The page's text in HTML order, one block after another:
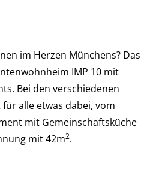
im Herzen Münchens? Das
IMP 10 mit
Bei den verschiedenen
alle etwas dabei, vom
mit Gemeinschaftsküche
mit 42m2.